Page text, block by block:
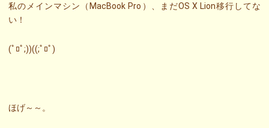
私のメインマシン（MacBook Pro）、まだOS X Lion移行してな
い！
(ﾟﾛﾟ;))((;ﾟﾛﾟ)
ほげ～～。